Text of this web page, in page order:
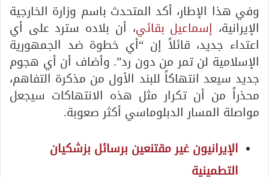
وفي هذا الإطار، أكد المتحدث باسم وزارة الخارجية
الإيرانية، إسماعيل بقائي، أن بلاده سترد على أي
اعتداء جديد، قائلاً إن “أي خطوة ضد الجمهورية
الإسلامية لن تمر من دون رد”. وأضاف أن أي هجوم
جديد سيعد انتهاكاً للبند الأول من مذكرة التفاهم،
محذراً من أن تكرار مثل هذه الانتهاكات سيجعل
مواصلة المسار الدبلوماسي أكثر صعوبة.
الإيرانيون غير مقتنعين برسائل بزشكيان
التطمينية